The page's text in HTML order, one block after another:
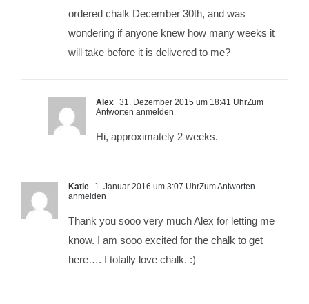
ordered chalk December 30th, and was
wondering if anyone knew how many weeks it
will take before it is delivered to me?
Alex 31. Dezember 2015 um 18:41 UhrZum
Antworten anmelden
Hi, approximately 2 weeks.
Katie 1. Januar 2016 um 3:07 UhrZum Antworten
anmelden
Thank you sooo very much Alex for letting me
know. I am sooo excited for the chalk to get
here…. I totally love chalk. :)